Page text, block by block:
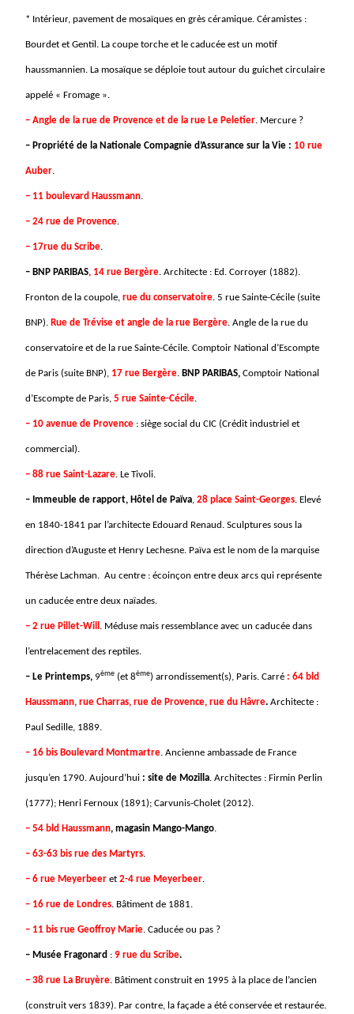
* Intérieur, pavement de mosaïques en grès céramique. Céramistes :
Bourdet et Gentil. La coupe torche et le caducée est un motif
haussmannien. La mosaïque se déploie tout autour du guichet circulaire
appelé « Fromage ».
– Angle de la rue de Provence et de la rue Le Peletier. Mercure ?
– Propriété de la Nationale Compagnie d’Assurance sur la Vie : 10 rue
Auber.
– 11 boulevard Haussmann.
– 24 rue de Provence.
– 17rue du Scribe.
– BNP PARIBAS, 14 rue Bergère. Architecte : Ed. Corroyer (1882).
Fronton de la coupole,rue du conservatoire. 5 rue Sainte-Cécile (suite
BNP). Rue de Trévise et angle de la rue Bergère. Angle de la rue du
conservatoire et de la rue Sainte-Cécile. Comptoir National d’Escompte
de Paris (suite BNP), 17 rue Bergère. BNP PARIBAS, Comptoir National
d’Escompte de Paris,5 rue Sainte-Cécile.
– 10 avenue de Provence : siège social du CIC (Crédit industriel et
commercial).
– 88 rue Saint-Lazare. Le Tivoli.
– Immeuble de rapport, Hôtel de Païva ,28 place Saint-Georges. Elevé
en 1840-1841 par l’architecte Edouard Renaud. Sculptures sous la
direction d’Auguste et Henry Lechesne. Païva est le nom de la marquise
Thérèse Lachman. Au centre : écoinçon entre deux arcs qui représente
un caducée entre deux naïades.
– 2 rue Pillet-Will . Méduse mais ressemblance avec un caducée dans
l’entrelacement des reptiles.
– Le Printemps,9ème (et 8ème) arrondissement(s), Paris. Carré : 64 bld
Haussmann, rue Charras, rue de Provence, rue du Hâvre.Architecte :
Paul Sedille, 1889.
– 16 bis Boulevard Montmartre. Ancienne ambassade de France
jusqu’en 1790. Aujourd’hui : site de Mozilla. Architectes : Firmin Perlin
(1777); Henri Fernoux (1891); Carvunis-Cholet (2012).
– 54 bld Haussmann, magasin Mango-Mango.
– 63-63 bis rue des Martyrs.
– 6 rue Meyerbeer et2-4 rue Meyerbeer.
– 16 rue de Londres. Bâtiment de 1881.
– 11 bis rue Geoffroy Marie. Caducée ou pas ?
– Musée Fragonard :9 rue du Scribe.
– 38 rue La Bruyère. Bâtiment construit en 1995 à la place de l’ancien
(construit vers 1839). Par contre, la façade a été conservée et restaurée.